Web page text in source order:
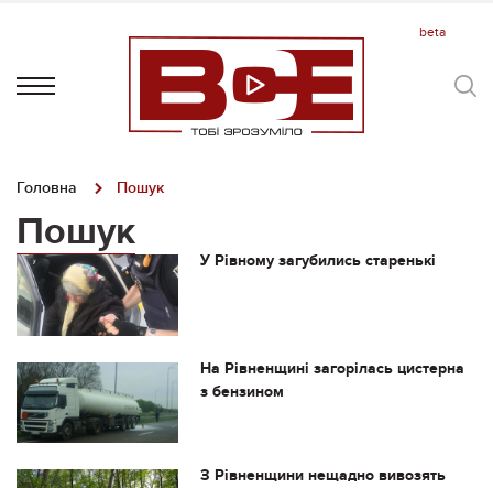
Головна Пошук
Пошук
У Рівному загубились старенькі
На Рівненщині загорілась цистерна
з бензином
З Рівненщини нещадно вивозять